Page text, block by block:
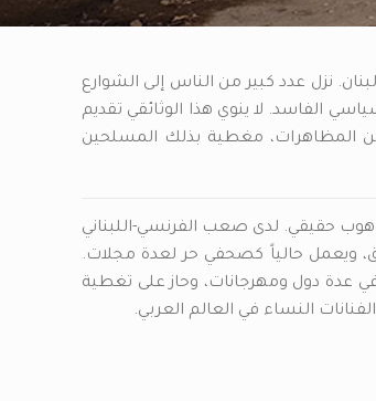
غير مسبوق في لبنان. نزل عدد كبير من الناس إلى الشوارع
الفاسد. لا ينوي هذا الوثائقي تقديم
المظاهرات، مغطية بذلك المسلحين
حقيقي. لدى صعب الفرنسي-اللبناني
ويعمل حالياً كصحفي حر لعدة مجلات.
عرض في عدة دول ومهرجانات، وحاز على تغطية